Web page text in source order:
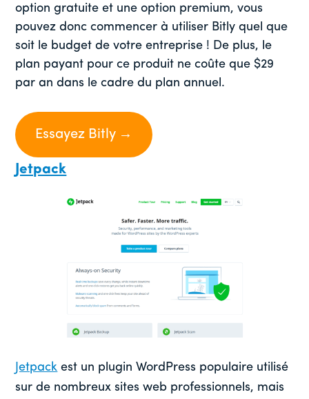
option gratuite et une option premium, vous
pouvez donc commencer à utiliser Bitly quel que
soit le budget de votre entreprise ! De plus, le
plan payant pour ce produit ne coûte que $29
par an dans le cadre du plan annuel.
Essayez Bitly →
Jetpack
Jetpack est un plugin WordPress populaire utilisé
sur de nombreux sites web professionnels, mais